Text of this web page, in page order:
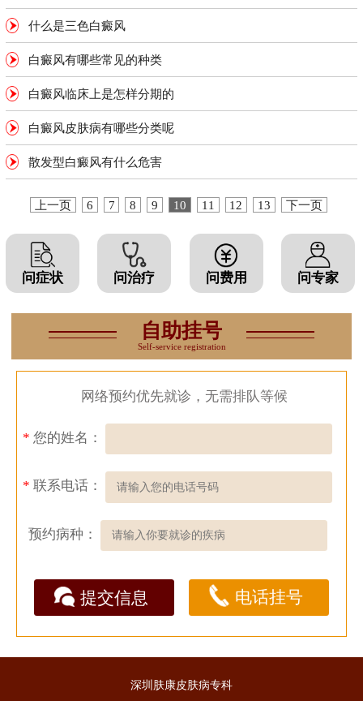
什么是三色白癜风
白癜风有哪些常见的种类
白癜风临床上是怎样分期的
白癜风皮肤病有哪些分类呢
散发型白癜风有什么危害
上一页 6 7 8 9 10 11 12 13 下一页
问症状 问治疗 问费用 问专家
自助挂号
Self-service registration
网络预约优先就诊，无需排队等候
* 您的姓名：
* 联系电话：
预约病种：
提交信息 电话挂号
深圳肤康皮肤病专科